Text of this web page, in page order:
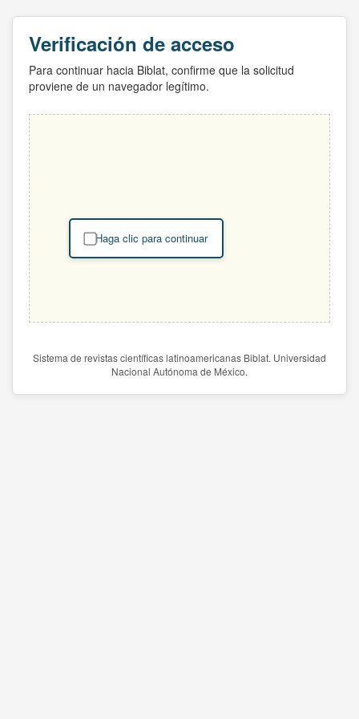
Verificación de acceso
Para continuar hacia Biblat, confirme que la solicitud
proviene de un navegador legítimo.
Haga clic para continuar
Sistema de revistas científicas latinoamericanas Biblat. Universidad
Nacional Autónoma de México.